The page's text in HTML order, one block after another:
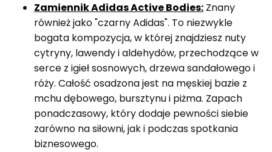
Zamiennik Adidas Active Bodies: Znany
również jako "czarny Adidas". To niezwykle
bogata kompozycja, w której znajdziesz nuty
cytryny, lawendy i aldehydów, przechodzące w
serce z igieł sosnowych, drzewa sandałowego i
róży. Całość osadzona jest na męskiej bazie z
mchu dębowego, bursztynu i piżma. Zapach
ponadczasowy, który dodaje pewności siebie
zarówno na siłowni, jak i podczas spotkania
biznesowego.